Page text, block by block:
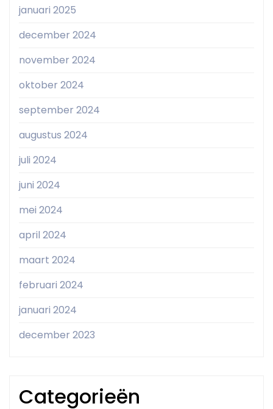
januari 2025
december 2024
november 2024
oktober 2024
september 2024
augustus 2024
juli 2024
juni 2024
mei 2024
april 2024
maart 2024
februari 2024
januari 2024
december 2023
Categorieën